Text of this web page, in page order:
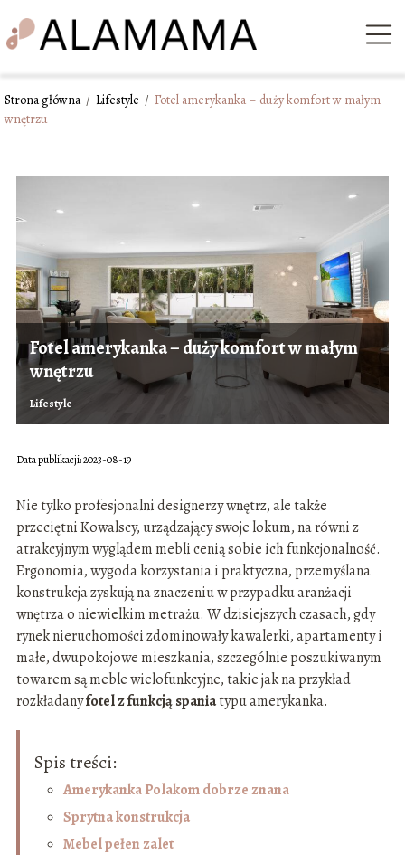
Strona główna / Lifestyle / Fotel amerykanka – duży komfort w małym
wnętrzu
Fotel amerykanka – duży komfort w małym
wnętrzu
Lifestyle
Data publikacji: 2023-08-19
Nie tylko profesjonalni designerzy wnętrz, ale także
przeciętni Kowalscy, urządzający swoje lokum, na równi z
atrakcyjnym wyglądem mebli cenią sobie ich funkcjonalność.
Ergonomia, wygoda korzystania i praktyczna, przemyślana
konstrukcja zyskują na znaczeniu w przypadku aranżacji
wnętrza o niewielkim metrażu. W dzisiejszych czasach, gdy
rynek nieruchomości zdominowały kawalerki, apartamenty i
małe, dwupokojowe mieszkania, szczególnie poszukiwanym
towarem są meble wielofunkcyjne, takie jak na przykład
rozkładanyfotel z funkcją spaniatypu amerykanka.
Spis treści:
Amerykanka Polakom dobrze znana
Sprytna konstrukcja
Mebel pełen zalet